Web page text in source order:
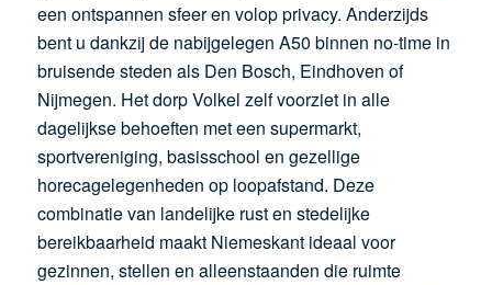
een ontspannen sfeer en volop privacy. Anderzijds
bent u dankzij de nabijgelegen A50 binnen no-time in
bruisende steden als Den Bosch, Eindhoven of
Nijmegen. Het dorp Volkel zelf voorziet in alle
dagelijkse behoeften met een supermarkt,
sportvereniging, basisschool en gezellige
horecagelegenheden op loopafstand. Deze
combinatie van landelijke rust en stedelijke
bereikbaarheid maakt Niemeskant ideaal voor
gezinnen, stellen en alleenstaanden die ruimte